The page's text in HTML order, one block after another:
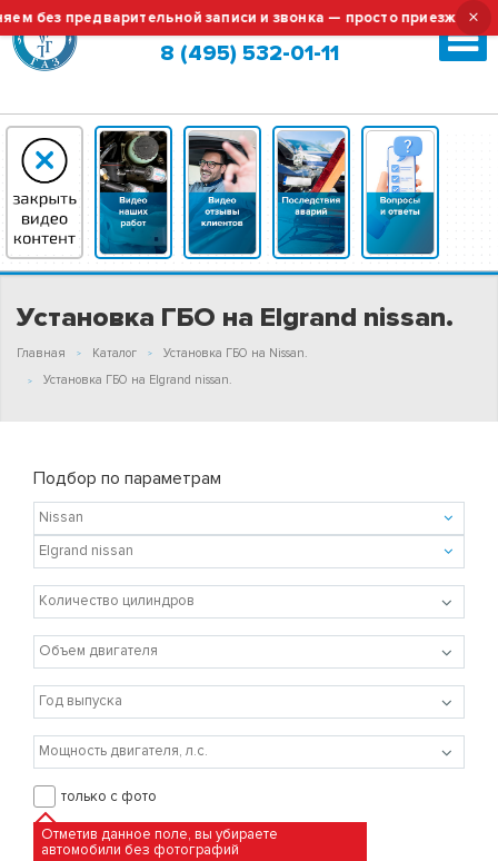
предварительной записи и звонка — просто приезжайте!
×
Москва (сменить город?)
8 (495) 532-01-11
Установка ГБО на Elgrand nissan.
Главная Каталог
Установка ГБО на Nissan.
Установка ГБО на Elgrand nissan.
Подбор по параметрам
только с фото
Отметив данное поле, вы убираете
автомобили без фотографий